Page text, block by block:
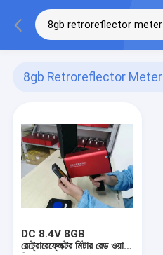
8gb Retroreflector Meter
DC 8.4V 8GB
রেট্রোরেফ্লেক্টর মিটার রেড ওয়ান